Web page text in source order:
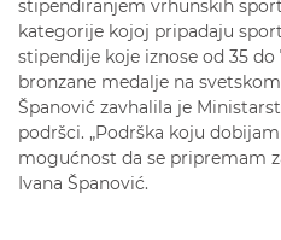
stipendiranjem vrhunskih
kategorije kojoj pripadaju
stipendije koje iznose od 35
bronzane medalje na
Španović zavhalila je
podršci. „Podrška koju
mogućnost da se pripremam
Ivana Španović.